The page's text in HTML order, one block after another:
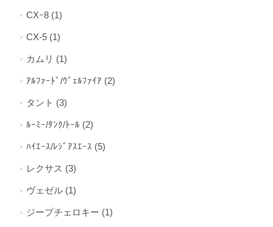
CXｰ8 (1)
CX-5 (1)
カムリ (1)
ｱﾙﾌｧｰﾄﾞ/ｳﾞｪﾙﾌｧｲｱ (2)
タント (3)
ﾙｰﾐｰ/ﾀﾝｸ/ﾄｰﾙ (2)
ﾊｲｴｰｽ/ﾚｼﾞｱｽｴｰｽ (5)
レクサス (3)
ヴェゼル (1)
ジープチェロキー (1)